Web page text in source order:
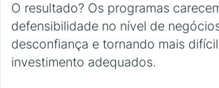
O resultado? Os programas
defensibilidade no nível de
desconfiança e tornando mais
investimento adequados.